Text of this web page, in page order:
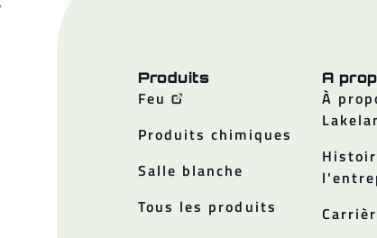
Produits
Feu
Produits chimiques
Salle blanche
Tous les produits
A
À